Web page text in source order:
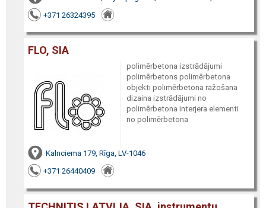
+371 26324395
FLO, SIA
polimērbetona izstrādājumi
polimērbetons polimērbetona
objekti polimērbetona ražošana
dizaina izstrādājumi no
polimērbetona interjera elementi
no polimērbetona
Kalnciema 179, Rīga, LV-1046
+371 26440409